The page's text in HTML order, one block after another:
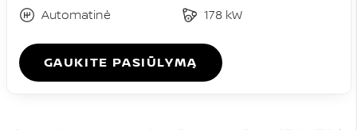
Automatinė
178 kW
GAUKITE PASIŪLYMĄ